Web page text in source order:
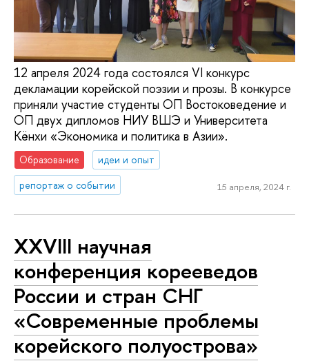
12 апреля 2024 года состоялся VI конкурс
декламации корейской поэзии и прозы. В конкурсе
приняли участие студенты ОП Востоковедение и
ОП двух дипломов НИУ ВШЭ и Университета
Кёнхи «Экономика и политика в Азии».
Образование
идеи и опыт
репортаж о событии
15 апреля, 2024 г.
XXVIII научная
конференция корееведов
России и стран СНГ
«Современные проблемы
корейского полуострова»